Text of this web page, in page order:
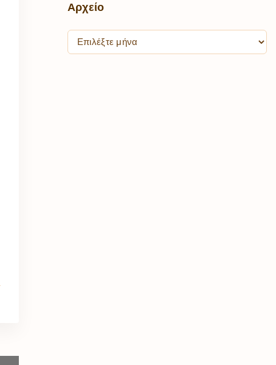
Αρχείο